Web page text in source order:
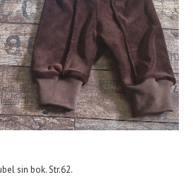
sin bok. Str.62.